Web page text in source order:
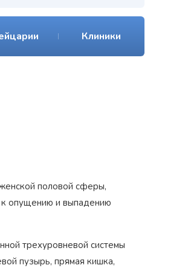
Клиники
половой сферы,
к опущению и выпадению
трехуровневой системы
пузырь, прямая кишка,